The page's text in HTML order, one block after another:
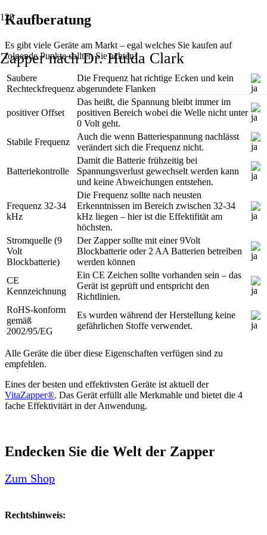
Zapper nach Dr. Hulda Clark
Kaufberatung
Es gibt viele Geräte am Markt – egal welches Sie kaufen auf
folgende Punkte sollten Sie achten:
Saubere
Rechteckfrequenz
Die Frequenz hat richtige Ecken und kein
abgerundete Flanken
positiver Offset
Das heißt, die Spannung bleibt immer im
positiven Bereich wobei die Welle nicht unter
0 Volt geht.
Stabile Frequenz
Auch die wenn Batteriespannung nachlässt
verändert sich die Frequenz nicht.
Batteriekontrolle
Damit die Batterie frühzeitig bei
Spannungsverlust gewechselt werden kann
und keine Abweichungen entstehen.
Frequenz 32-34
kHz
Die Frequenz sollte nach neusten
Erkenntnissen im Bereich zwischen 32-34
kHz liegen – hier ist die Effektifität am
höchsten.
Stromquelle (9
Volt
Blockbatterie)
Der Zapper sollte mit einer 9Volt
Blockbatterie oder 2 AA Batterien betreiben
werden können
CE
Kennzeichnung
Ein CE Zeichen sollte vorhanden sein – das
Gerät ist geprüft und entspricht den
Richtlinien.
RoHS-konform
gemäß
2002/95/EG
Es wurden während der Herstellung keine
gefährlichen Stoffe verwendet.
Alle Geräte die über diese Eigenschaften verfügen sind zu
empfehlen.
Eines der besten und effektivsten Geräte ist aktuell der
VitaZapper®. Das Gerät erfüllt alle Merkmahle und bietet die 4
fache Effektivitärt in der Anwendung.
Endecken Sie die Welt der Zapper
Zum Shop
Rechtshinweis: